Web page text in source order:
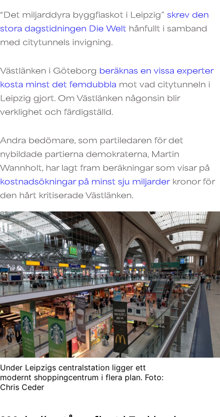
“Det miljarddyra byggfiaskot i Leipzig” skrev den
stora dagstidningen Die Welt hånfullt i samband
med citytunnels invigning.
Västlänken i Göteborg beräknas en vissa experter
kosta minst det femdubbla mot vad citytunneln i
Leipzig gjort. Om Västlänken någonsin blir
verklighet och färdigställd.
Andra bedömare, som partiledaren för det
nybildade partierna demokraterna, Martin
Wannholt, har lagt fram beräkningar som visar på
kostnadsökningar på minst sju miljarderkronor för
den hårt kritiserade Västlänken.
Under Leipzigs centralstation ligger ett
modernt shoppingcentrum i flera plan. Foto:
Chris Ceder